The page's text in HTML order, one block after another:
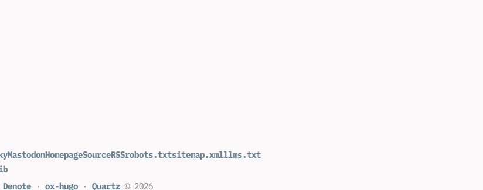
MastodonHomepageSourceRSSrobots.txtsitemap.xmlllms.txt
Denote · ox-hugo · Quartz © 2026